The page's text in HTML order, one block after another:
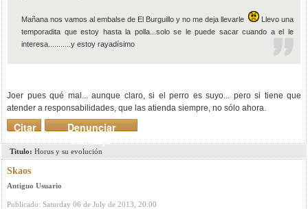
Mañana nos vamos al embalse de El Burguillo y no me deja llevarle
Llevo una
temporadita que estoy hasta la polla...solo se le puede sacar cuando a el le
interesa...........y estoy rayadísimo
Joer pues qué mal... aunque claro, si el perro es suyo... pero si tiene que
atender a responsabilidades, que las atienda siempre, no sólo ahora.
Denunciar
mensaje
Citar
Titulo: Horus y su evolución
Skaos
Antiguo Usuario
Publicado: Saturday 06 de July de 2013, 20:00